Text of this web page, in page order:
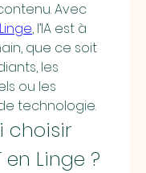
, l’IA est à
que ce soit
les
ou les
technologie.
choisir
en Linge ?